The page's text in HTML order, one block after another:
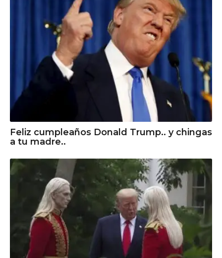
Feliz cumpleaños Donald Trump.. y chingas
a tu madre..